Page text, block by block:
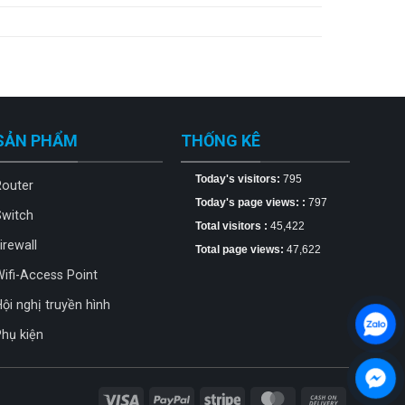
PHẨM
Access Point
nghị truyền hình
kiện
THỐNG KÊ
Today's visitors: 795
Today's page views: : 797
Total visitors : 45,422
Total page views: 47,622